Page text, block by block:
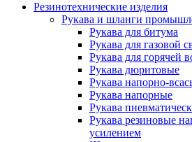
Резинотехнические изделия
Рукава и шланги
Рукава для битума
Рукава для газовой
Рукава для горячей
Рукава дюритовые
Рукава напорно-
Рукава напорные
Рукава
Рукава резиновые
усилением